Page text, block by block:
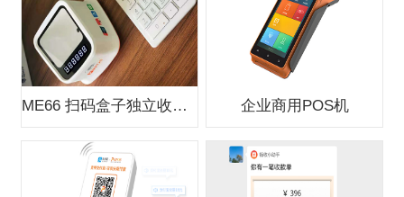
ME66 扫码盒子独立收款支付盒子 企业商用POS机